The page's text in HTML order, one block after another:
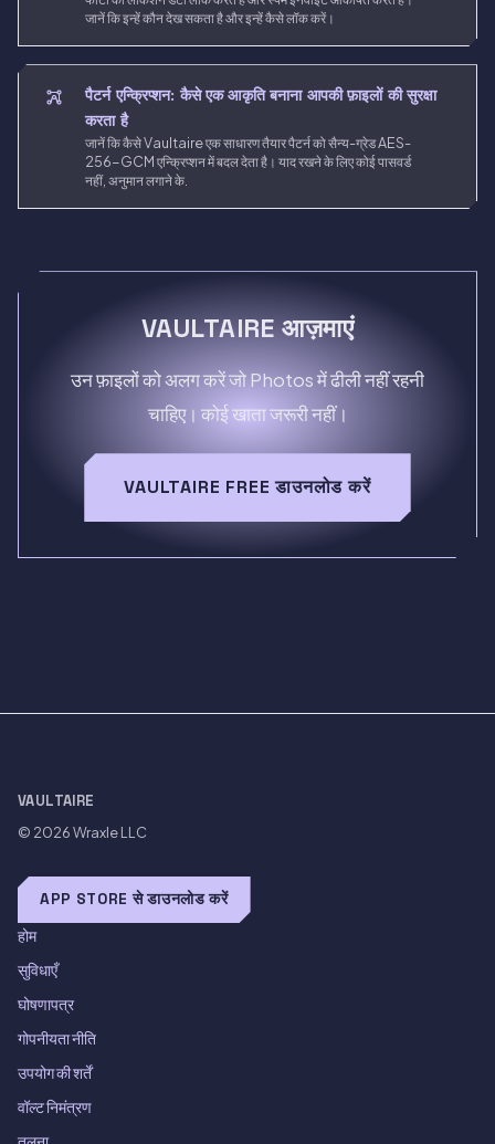
जानें कि इन्हें कौन देख सकता है और इन्हें कैसे लॉक करें।
पैटर्न एन्क्रिप्शन: कैसे एक आकृति बनाना आपकी फ़ाइलों की सुरक्षा
करता है
जानें कि कैसे Vaultaire एक साधारण तैयार पैटर्न को सैन्य-ग्रेड AES-
256-GCM एन्क्रिप्शन में बदल देता है। याद रखने के लिए कोई पासवर्ड
नहीं, अनुमान लगाने के.
VAULTAIRE आज़माएं
उन फ़ाइलों को अलग करें जो Photos में ढीली नहीं रहनी
चाहिए। कोई खाता जरूरी नहीं।
VAULTAIRE FREE डाउनलोड करें
VAULTAIRE
© 2026Wraxle LLC
APP STORE से डाउनलोड करें
होम
सुविधाएँ
घोषणापत्र
गोपनीयता नीति
उपयोग की शर्तें
वॉल्ट निमंत्रण